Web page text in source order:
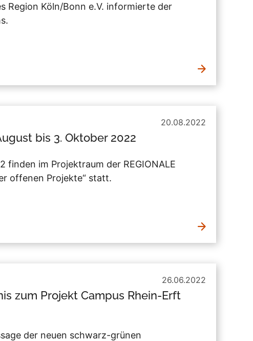
Region Köln/Bonn e.V. informierte der
20.08.2022
bis 3. Oktober 2022
im Projektraum der REGIONALE
offenen Projekte“ statt.
26.06.2022
zum Projekt Campus Rhein-Erft
der neuen schwarz-grünen